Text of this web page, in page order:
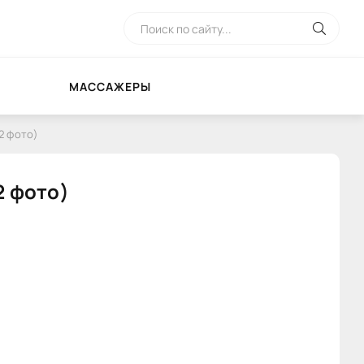
МАССАЖЕРЫ
фото)
фото)